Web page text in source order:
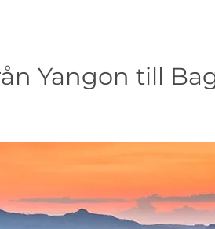
Yangon till